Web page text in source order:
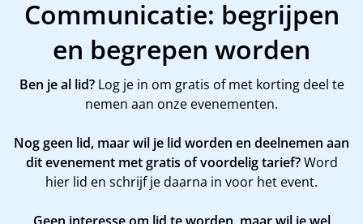
Communicatie: begrijpen
en begrepen worden
Ben je al lid?Log je in om gratis of met korting deel te
nemen aan onze evenementen.
Nog geen lid, maar wil je lid worden en deelnemen aan
dit evenement met gratis of voordelig tarief?Word
hier lid en schrijf je daarna in voor het event.